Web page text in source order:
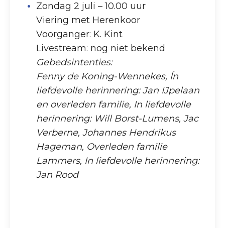
Zondag 2 juli – 10.00 uur
Viering met Herenkoor
Voorganger: K. Kint
Livestream: nog niet bekend
Gebedsintenties:
Fenny de Koning-Wennekes, Ín
liefdevolle herinnering: Jan IJpelaan
en overleden familie, In liefdevolle
herinnering: Will Borst-Lumens, Jac
Verberne, Johannes Hendrikus
Hageman, Overleden familie
Lammers, In liefdevolle herinnering:
Jan Rood